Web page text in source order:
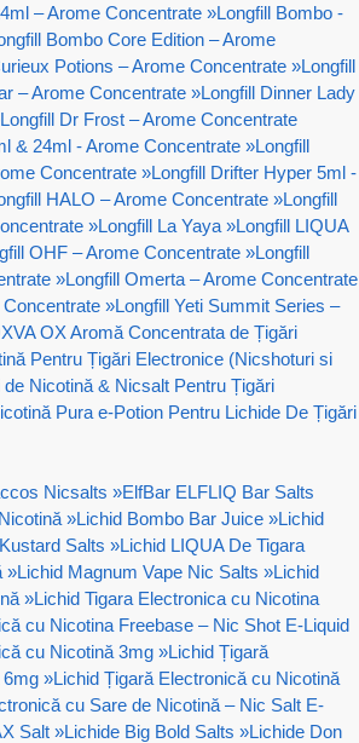
– Arome Concentrate »Longfill Bombo -
Bombo Core Edition – Arome
Potions – Arome Concentrate »Longfill
– Arome Concentrate »Longfill Dinner Lady
Longfill Dr Frost – Arome Concentrate
& 24ml - Arome Concentrate »Longfill
Concentrate »Longfill Drifter Hyper 5ml -
HALO – Arome Concentrate »Longfill
»Longfill La Yaya »Longfill LIQUA
OHF – Arome Concentrate »Longfill
»Longfill Omerta – Arome Concentrate
»Longfill Yeti Summit Series –
OX Aromă Concentrata de Țigări
Pentru Țigări Electronice (Nicshoturi si
de Nicotină & Nicsalt Pentru Țigări
Pura e-Potion Pentru Lichide De Țigări
Nicsalts »ElfBar ELFLIQ Bar Salts
»Lichid Bombo Bar Juice »Lichid
Salts »Lichid LIQUA De Tigara
»Lichid Magnum Vape Nic Salts »Lichid
»Lichid Tigara Electronica cu Nicotina
cu Nicotina Freebase – Nic Shot E-Liquid
cu Nicotină 3mg »Lichid Țigară
6mg »Lichid Țigară Electronică cu Nicotină
cu Sare de Nicotină – Nic Salt E-
Salt »Lichide Big Bold Salts »Lichide Don